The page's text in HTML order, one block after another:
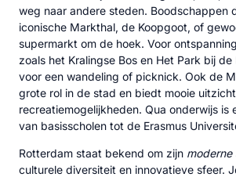
weg naar andere steden. Boodschappen
iconische Markthal, de Koopgoot, of
supermarkt om de hoek. Voor
zoals het Kralingse Bos en Het Park bij
voor een wandeling of picknick. Ook de
grote rol in de stad en biedt mooie
recreatiemogelijkheden. Qua onderwijs is
van basisscholen tot de Erasmus
Rotterdam staat bekend om zijn
culturele diversiteit en innovatieve sfeer.